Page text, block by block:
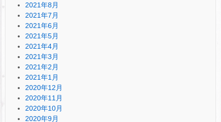
2021年8月
2021年7月
2021年6月
2021年5月
2021年4月
2021年3月
2021年2月
2021年1月
2020年12月
2020年11月
2020年10月
2020年9月